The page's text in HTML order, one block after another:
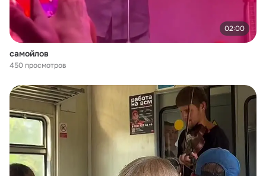
02:00
самойлов
450 просмотров